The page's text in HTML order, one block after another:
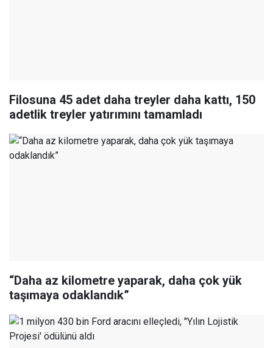
Filosuna 45 adet daha treyler daha kattı, 150
adetlik treyler yatırımını tamamladı
“Daha az kilometre yaparak, daha çok yük
taşımaya odaklandık”